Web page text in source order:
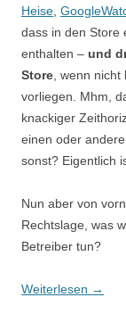
Heise,
dass in den Store
enthalten – und
Store, wenn nicht
vorliegen. Mhm,
knackiger
einen oder
sonst? Eigentlich
Nun aber von
Rechtslage, was
Betreiber tun?
Weiterlesen →